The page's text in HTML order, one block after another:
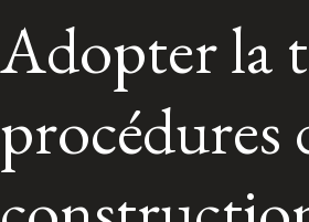
Adopter la
procédures